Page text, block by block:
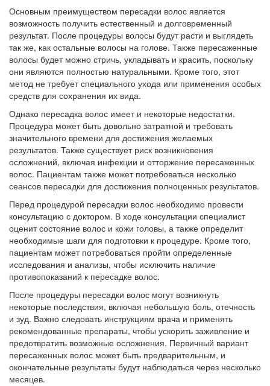
Основным преимуществом пересадки волос является
возможность получить естественный и долговременный
результат. После процедуры волосы будут расти и выглядеть
так же, как остальные волосы на голове. Также пересаженные
волосы будет можно стричь, укладывать и красить, поскольку
они являются полностью натуральными. Кроме того, этот
метод не требует специального ухода или применения особых
средств для сохранения их вида.
Однако пересадка волос имеет и некоторые недостатки.
Процедура может быть довольно затратной и требовать
значительного времени для достижения желаемых
результатов. Также существует риск возникновения
осложнений, включая инфекции и отторжение пересаженных
волос. Пациентам также может потребоваться несколько
сеансов пересадки для достижения полноценных результатов.
Перед процедурой пересадки волос необходимо провести
консультацию с доктором. В ходе консультации специалист
оценит состояние волос и кожи головы, а также определит
необходимые шаги для подготовки к процедуре. Кроме того,
пациентам может потребоваться пройти определенные
исследования и анализы, чтобы исключить наличие
противопоказаний к пересадке волос.
После процедуры пересадки волос могут возникнуть
некоторые последствия, включая небольшую боль, отечность
и зуд. Важно следовать инструкциям врача и применять
рекомендованные препараты, чтобы ускорить заживление и
предотвратить возможные осложнения. Первичный вариант
пересаженных волос может быть предварительным, и
окончательные результаты будут наблюдаться через несколько
месяцев.